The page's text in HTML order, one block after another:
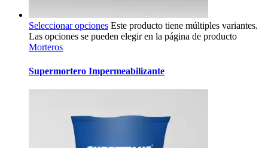
Seleccionar opciones Este producto tiene múltiples variantes.
Las opciones se pueden elegir en la página de producto
Morteros
Supermortero Impermeabilizante